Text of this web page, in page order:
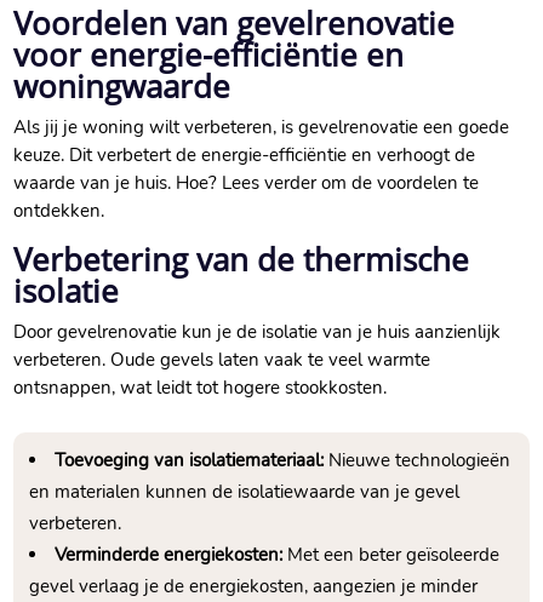
Voordelen van gevelrenovatie
voor energie-efficiëntie en
woningwaarde
Als jij je woning wilt verbeteren, is gevelrenovatie een goede
keuze.​ Dit verbetert de energie-efficiëntie en verhoogt de
waarde van je huis.​ Hoe? Lees verder om de voordelen te
ontdekken.​
Verbetering van de thermische
isolatie
Door gevelrenovatie kun je de isolatie van je huis aanzienlijk
verbeteren.​ Oude gevels laten vaak te veel warmte
ontsnappen, wat leidt tot hogere stookkosten.​
Toevoeging van isolatiemateriaal:Nieuwe technologieën
en materialen kunnen de isolatiewaarde van je gevel
verbeteren.​
Verminderde energiekosten:Met een beter geïsoleerde
gevel verlaag je de energiekosten, aangezien je minder